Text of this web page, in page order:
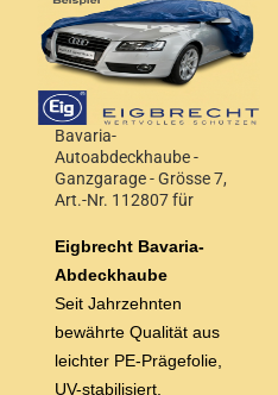
Bavaria-
Autoabdeckhaube -
Ganzgarage - Grösse 7,
Art.-Nr. 112807 für
4,50 m Wagenlänge
Eigbrecht Bavaria-
Abdeckhaube
Seit Jahrzehnten
bewährte Qualität aus
leichter PE-Prägefolie,
UV-stabilisiert,